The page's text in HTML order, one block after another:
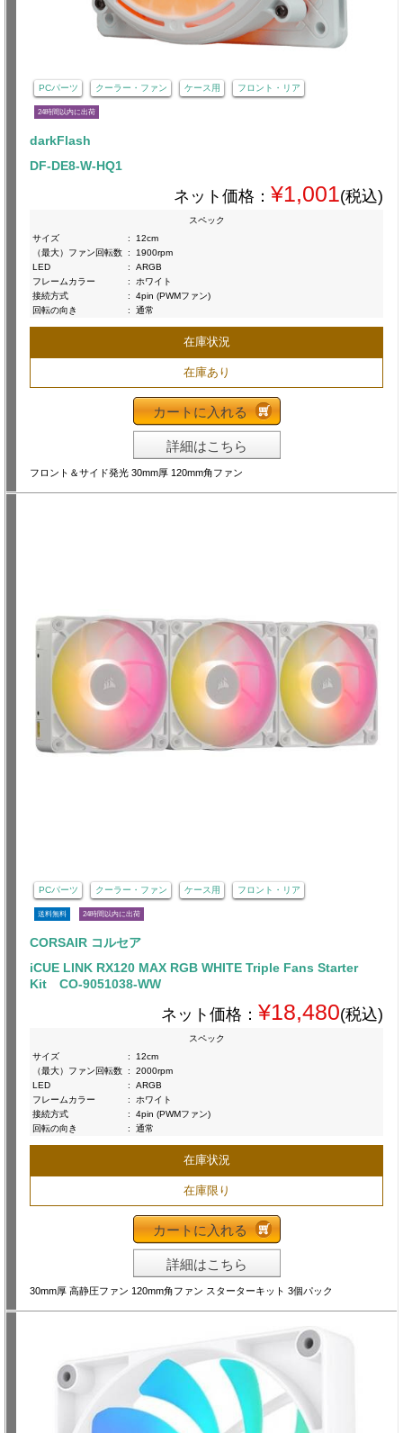
PCパーツ クーラー・ファン ケース用 フロント・リア
24時間以内に出荷
darkFlash
DF-DE8-W-HQ1
ネット価格： ¥1,001(税込)
スペック
サイズ
:
12cm
（最大）ファン回転数 :
1900rpm
LED
:
ARGB
フレームカラー
:
ホワイト
接続方式
:
4pin (PWMファン)
回転の向き
: 通常
在庫状況
在庫あり
カートに入れる
詳細はこちら
フロント＆サイド発光 30mm厚 120mm角ファン
PCパーツ クーラー・ファン ケース用 フロント・リア
送料無料 24時間以内に出荷
CORSAIR コルセア
iCUE LINK RX120 MAX RGB WHITE Triple Fans Starter
Kit CO-9051038-WW
ネット価格： ¥18,480(税込)
スペック
サイズ
:
12cm
（最大）ファン回転数 :
2000rpm
LED
:
ARGB
フレームカラー
:
ホワイト
接続方式
:
4pin (PWMファン)
回転の向き
: 通常
在庫状況
在庫限り
カートに入れる
詳細はこちら
30mm厚 高静圧ファン 120mm角ファン スターターキット 3個パック